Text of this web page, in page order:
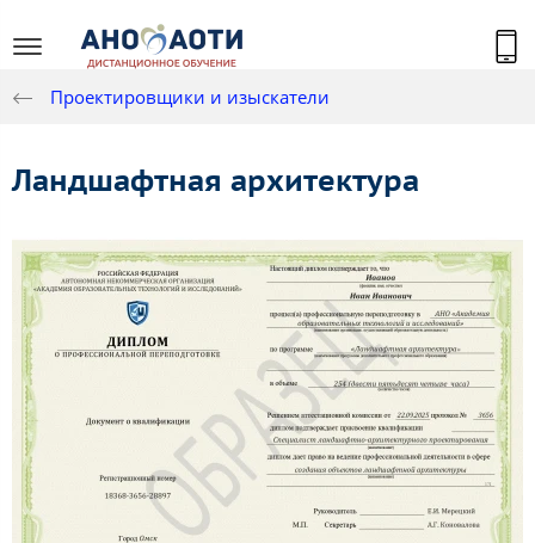
Проектировщики и изыскатели
Ландшафтная архитектура